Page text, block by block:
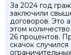
За 2024 год
заключили
договоров. Это
этом
26 процентов.
скачок